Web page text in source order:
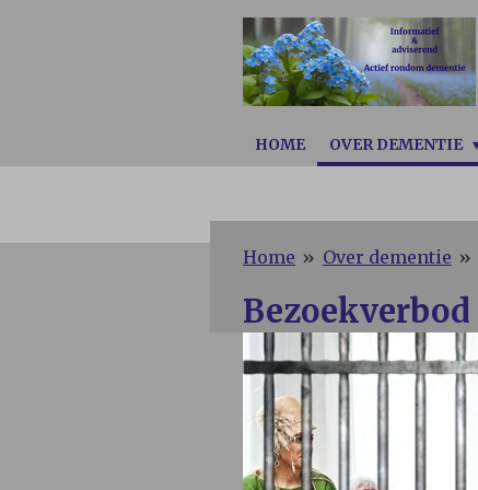
HOME OVER DEMENTIE
Home » Over dementie »
Bezoekverbod